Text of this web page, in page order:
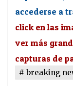
accederse a
click en las
ver más
capturas de
breaking